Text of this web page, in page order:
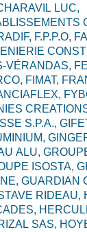
LUC,
F.P.P.O,
VÉRANDAS,
FIMAT,
S.P.A.,
ALU,
ISOSTA,
GUARDIAN
RIDEAU,
SAS,